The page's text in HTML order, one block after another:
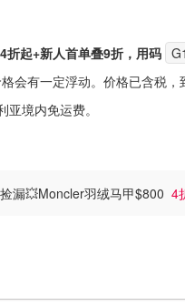
4折起+新人首单叠9折，用码
会有一定浮动。价格已含税，
境内免运费。
漏💥Moncler羽绒马甲$800 4